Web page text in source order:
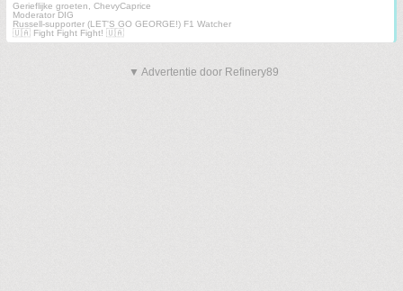
Gerieflijke groeten, ChevyCaprice
Moderator DIG
Russell-supporter (LET'S GO GEORGE!) F1 Watcher
🇺🇦 Fight Fight Fight! 🇺🇦
▼ Advertentie door Refinery89